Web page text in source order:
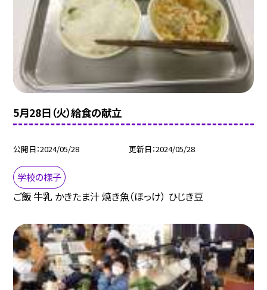
5月28日（火）給食の献立
公開日 2024/05/28 更新日 2024/05/28
学校の様子
ご飯 牛乳 かきたま汁 焼き魚（ほっけ） ひじき豆